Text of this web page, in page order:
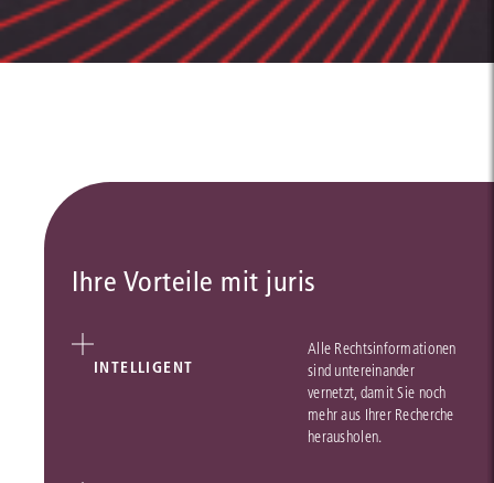
Ihre Vorteile mit juris
INTELLIGENT
Alle Rechtsinformationen
sind untereinander
vernetzt, damit Sie noch
mehr aus Ihrer Recherche
herausholen.